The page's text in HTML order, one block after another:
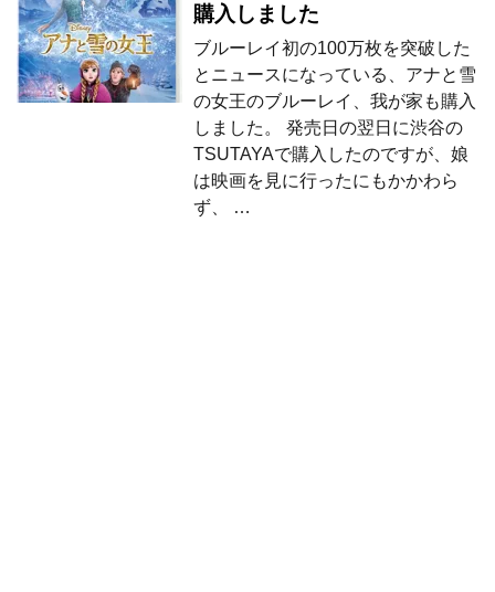
購入しました
ブルーレイ初の100万枚を突破した
とニュースになっている、アナと雪
の女王のブルーレイ、我が家も購入
しました。 発売日の翌日に渋谷の
TSUTAYAで購入したのですが、娘
は映画を見に行ったにもかかわら
ず、 …